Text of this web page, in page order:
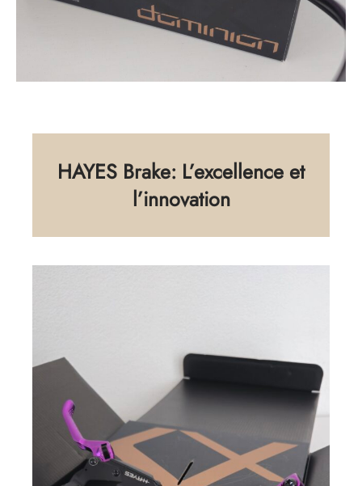
HAYES Brake: L’excellence et
l’innovation